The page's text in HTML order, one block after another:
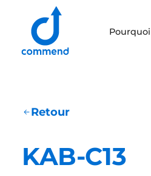
Scroll to content
Retour
KAB-C13